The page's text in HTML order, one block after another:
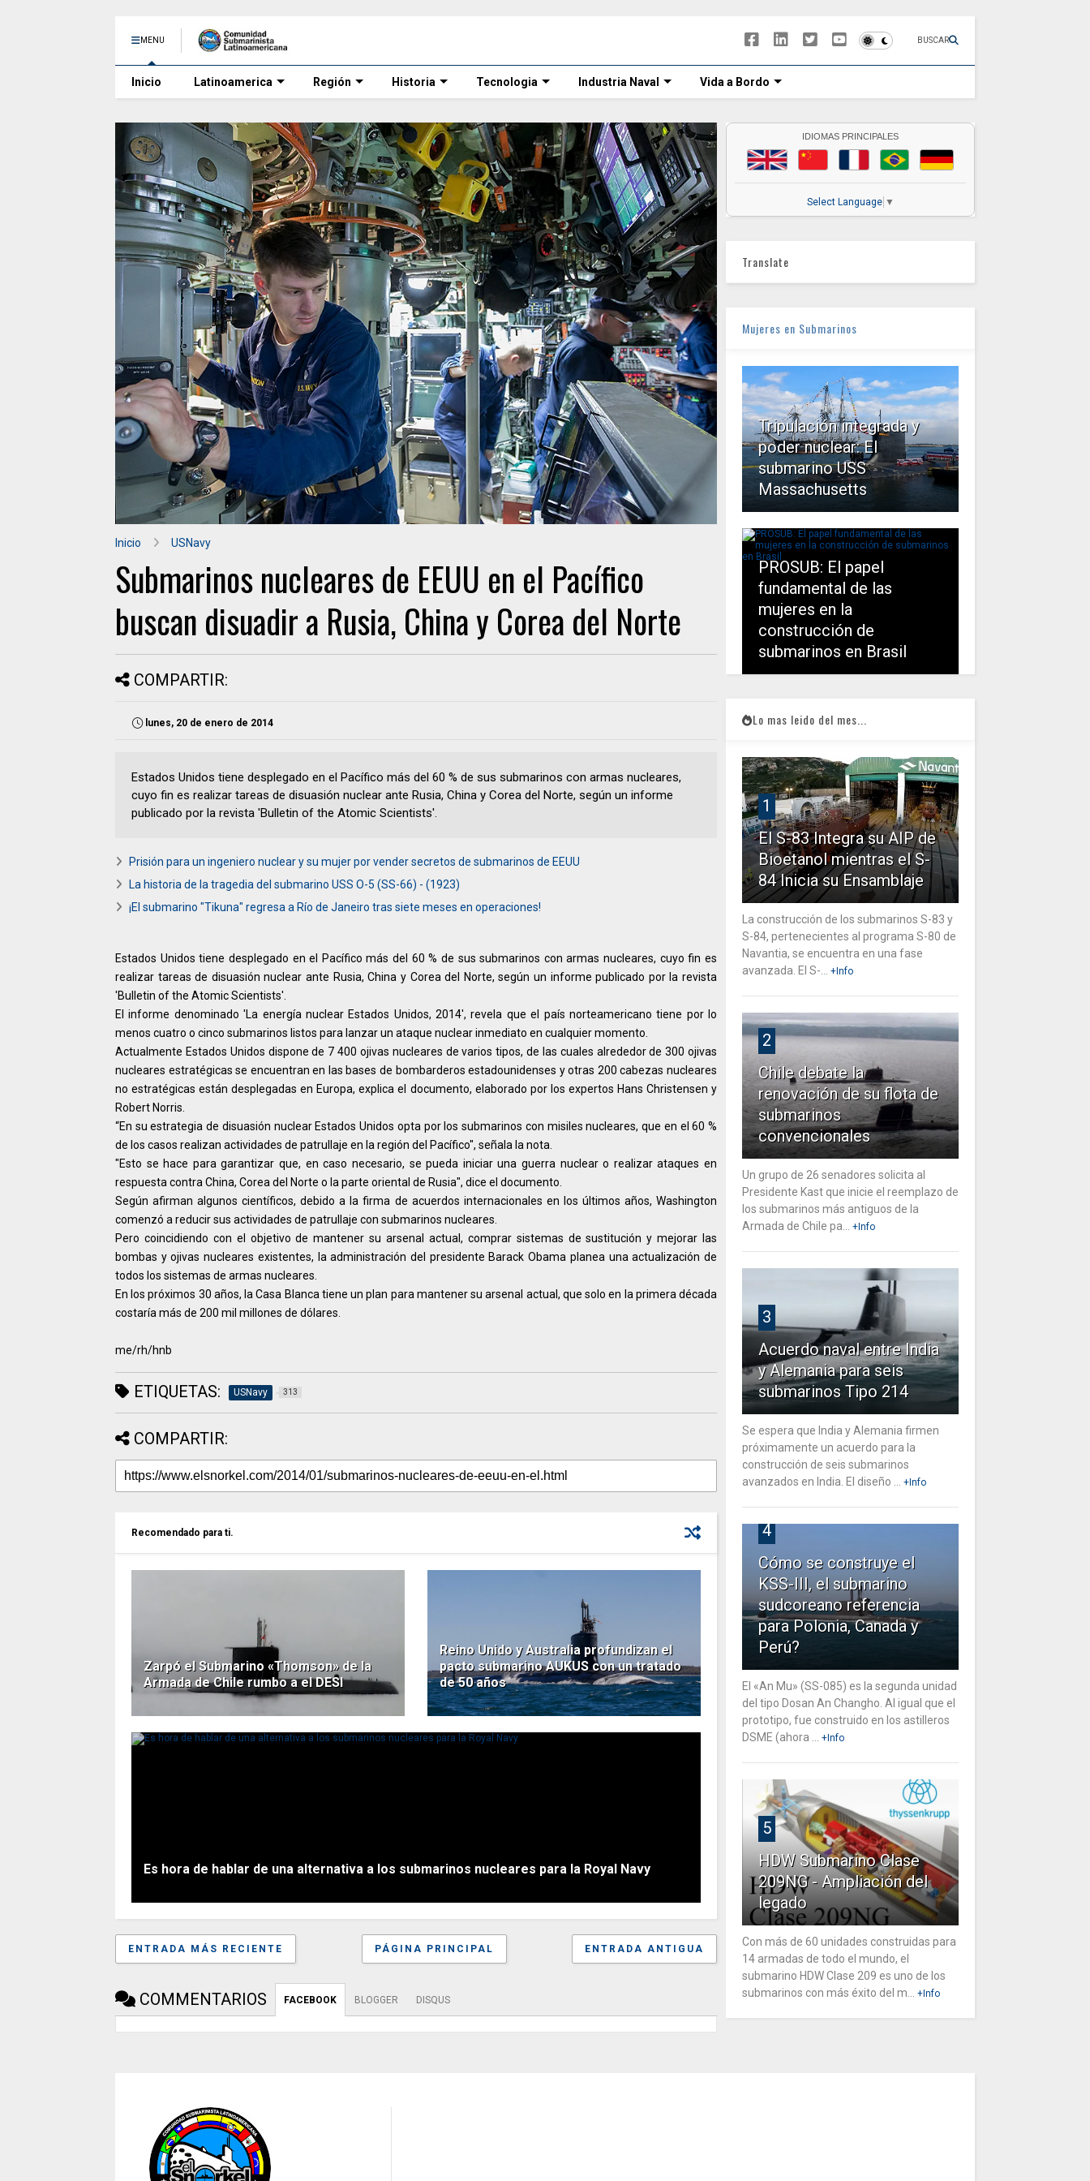
MENU BUSCAR
Inicio Latinoamerica Región Historia Tecnologia Industria Naval Vida a Bordo
Inicio USNavy
Submarinos nucleares de EEUU en el Pacífico
buscan disuadir a Rusia, China y Corea del Norte
COMPARTIR:
lunes, 20 de enero de 2014
Estados Unidos tiene desplegado en el Pacífico más del 60 % de sus submarinos con armas nucleares,
cuyo fin es realizar tareas de disuasión nuclear ante Rusia, China y Corea del Norte, según un informe
publicado por la revista 'Bulletin of the Atomic Scientists'.
Prisión para un ingeniero nuclear y su mujer por vender secretos de submarinos de EEUU
La historia de la tragedia del submarino USS O-5 (SS-66) - (1923)
¡El submarino "Tikuna" regresa a Río de Janeiro tras siete meses en operaciones!
Estados Unidos tiene desplegado en el Pacífico más del 60 % de sus submarinos con armas nucleares, cuyo fin es
realizar tareas de disuasión nuclear ante Rusia, China y Corea del Norte, según un informe publicado por la revista
'Bulletin of the Atomic Scientists'.
El informe denominado 'La energía nuclear Estados Unidos, 2014', revela que el país norteamericano tiene por lo
menos cuatro o cinco submarinos listos para lanzar un ataque nuclear inmediato en cualquier momento.
Actualmente Estados Unidos dispone de 7 400 ojivas nucleares de varios tipos, de las cuales alrededor de 300 ojivas
nucleares estratégicas se encuentran en las bases de bombarderos estadounidenses y otras 200 cabezas nucleares
no estratégicas están desplegadas en Europa, explica el documento, elaborado por los expertos Hans Christensen y
Robert Norris.
“En su estrategia de disuasión nuclear Estados Unidos opta por los submarinos con misiles nucleares, que en el 60 %
de los casos realizan actividades de patrullaje en la región del Pacífico", señala la nota.
"Esto se hace para garantizar que, en caso necesario, se pueda iniciar una guerra nuclear o realizar ataques en
respuesta contra China, Corea del Norte o la parte oriental de Rusia", dice el documento.
Según afirman algunos científicos, debido a la firma de acuerdos internacionales en los últimos años, Washington
comenzó a reducir sus actividades de patrullaje con submarinos nucleares.
Pero coincidiendo con el objetivo de mantener su arsenal actual, comprar sistemas de sustitución y mejorar las
bombas y ojivas nucleares existentes, la administración del presidente Barack Obama planea una actualización de
todos los sistemas de armas nucleares.
En los próximos 30 años, la Casa Blanca tiene un plan para mantener su arsenal actual, que solo en la primera década
costaría más de 200 mil millones de dólares.
me/rh/hnb
ETIQUETAS: USNavy 313
COMPARTIR:
Recomendado para ti.
Zarpó el Submarino «Thomson» de la
Armada de Chile rumbo a el DESI
Reino Unido y Australia profundizan el
pacto submarino AUKUS con un tratado
de 50 años
Es hora de hablar de una alternativa a los submarinos nucleares para la Royal Navy
ENTRADA MÁS RECIENTE ENTRADA ANTIGUA
PÁGINA PRINCIPAL
COMMENTARIOS FACEBOOK BLOGGER DISQUS
IDIOMAS PRINCIPALES
Select Language ▼
Translate
Mujeres en Submarinos
Tripulación integrada y
poder nuclear: El
submarino USS
Massachusetts
PROSUB: El papel
fundamental de las
mujeres en la
construcción de
submarinos en Brasil
Lo mas leido del mes...
1
El S-83 Integra su AIP de
Bioetanol mientras el S-
84 Inicia su Ensamblaje
La construcción de los submarinos S-83 y
S-84, pertenecientes al programa S-80 de
Navantia, se encuentra en una fase
avanzada. El S-...
+Info
2
Chile debate la
renovación de su flota de
submarinos
convencionales
Un grupo de 26 senadores solicita al
Presidente Kast que inicie el reemplazo de
los submarinos más antiguos de la
Armada de Chile pa...
+Info
3
Acuerdo naval entre India
y Alemania para seis
submarinos Tipo 214
Se espera que India y Alemania firmen
próximamente un acuerdo para la
construcción de seis submarinos
avanzados en India. El diseño ...
+Info
4
Cómo se construye el
KSS-III, el submarino
sudcoreano referencia
para Polonia, Canada y
Perú?
El «An Mu» (SS-085) es la segunda unidad
del tipo Dosan An Changho. Al igual que el
prototipo, fue construido en los astilleros
DSME (ahora ...
+Info
5
HDW Submarino Clase
209NG - Ampliación del
legado
Con más de 60 unidades construidas para
14 armadas de todo el mundo, el
submarino HDW Clase 209 es uno de los
submarinos con más éxito del m...
+Info